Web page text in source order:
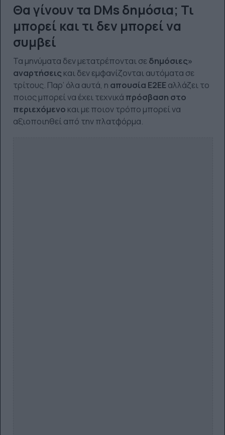
Θα γίνουν τα DMs δημόσια; Τι
μπορεί και τι δεν μπορεί να
συμβεί
Τα μηνύματα δεν μετατρέπονται σεδημόσιες»
αναρτήσεις και δεν εμφανίζονται αυτόματα σε
τρίτους. Παρ’ όλα αυτά, η απουσία E2EEαλλάζει το
ποιος μπορεί να έχει τεχνικά πρόσβαση στο
περιεχόμενο και με ποιον τρόπο μπορεί να
αξιοποιηθεί από την πλατφόρμα.